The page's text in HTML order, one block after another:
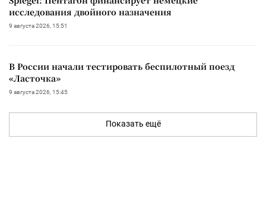
исследования двойного назначения
9 августа 2026, 15:51
В России начали тестировать беспилотный поезд
«Ласточка»
9 августа 2026, 15:45
Показать ещё